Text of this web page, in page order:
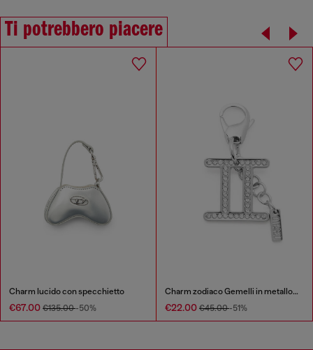
Ti potrebbero piacere
Charm lucido con specchietto
€67.00 €135.00-50%
Charm zodiaco Gemelli in metallo con strass
€22.00 €45.00-51%